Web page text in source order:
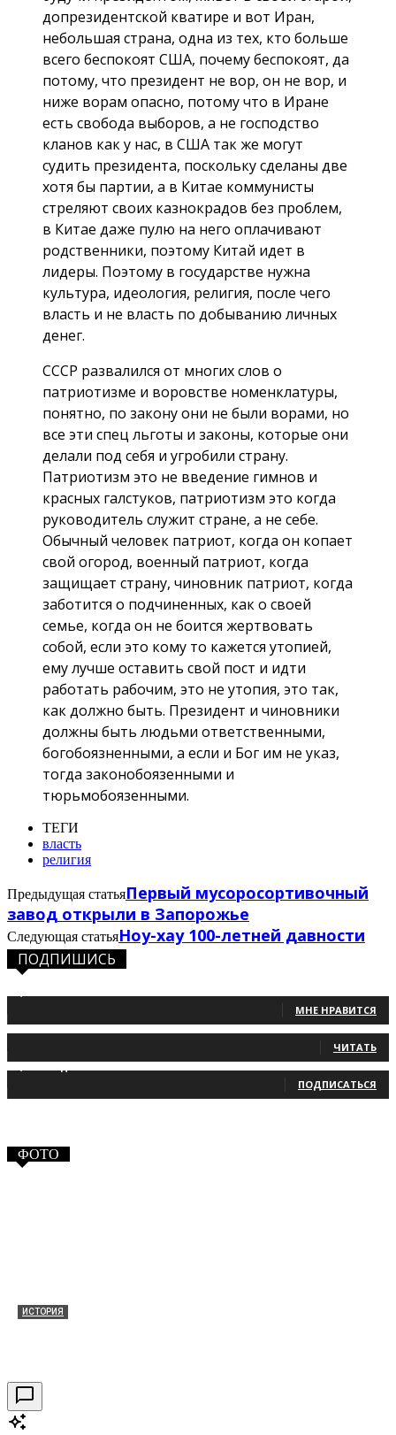
допрезидентской кватире и вот Иран,
небольшая страна, одна из тех, кто больше
всего беспокоят США, почему беспокоят, да
потому, что президент не вор, он не вор, и
ниже ворам опасно, потому что в Иране
есть свобода выборов, а не господство
кланов как у нас, в США так же могут
судить президента, поскольку сделаны две
хотя бы партии, а в Китае коммунисты
стреляют своих казнокрадов без проблем,
в Китае даже пулю на него оплачивают
родственники, поэтому Китай идет в
лидеры. Поэтому в государстве нужна
культура, идеология, религия, после чего
власть и не власть по добыванию личных
денег.
СССР развалился от многих слов о
патриотизме и воровстве номенклатуры,
понятно, по закону они не были ворами, но
все эти спец льготы и законы, которые они
делали под себя и угробили страну.
Патриотизм это не введение гимнов и
красных галстуков, патриотизм это когда
руководитель служит стране, а не себе.
Обычный человек патриот, когда он копает
свой огород, военный патриот, когда
защищает страну, чиновник патриот, когда
заботится о подчиненных, как о своей
семье, когда он не боится жертвовать
собой, если это кому то кажется утопией,
ему лучше оставить свой пост и идти
работать рабочим, это не утопия, это так,
как должно быть. Президент и чиновники
должны быть людьми ответственными,
богобоязненными, а если и Бог им не указ,
тогда законобоязенными и
тюрьмобоязенными.
ТЕГИ
власть
религия
Предыдущая статьяПервый мусоросортивочный
завод открыли в Запорожье
Следующая статьяНоу-хау 100-летней давности
ПОДПИШИСЬ
МНЕ НРАВИТСЯ
ЧИТАТЬ
ПОДПИСАТЬСЯ
ФОТО
ИСТОРИЯ